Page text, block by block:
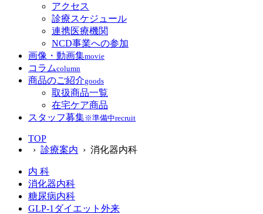
アクセス
診療スケジュール
連携医療機関
NCD事業への参加
画像・動画集movie
コラムcolumn
商品のご紹介goods
取扱商品一覧
在宅ケア商品
スタッフ募集※準備中recruit
TOP
› 診療案内 › 消化器内科
内 科
消化器内科
糖尿病内科
GLP‐1ダイエット外来